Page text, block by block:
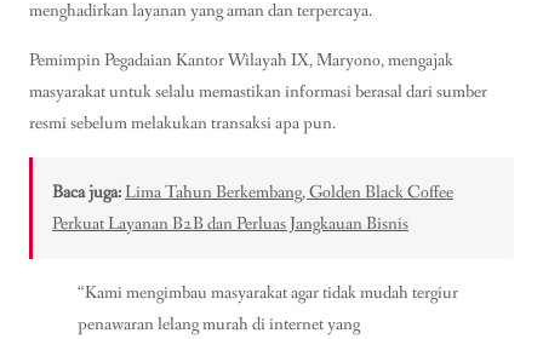
menghadirkan layanan yang aman dan terpercaya.
Pemimpin Pegadaian Kantor Wilayah IX, Maryono, mengajak
masyarakat untuk selalu memastikan informasi berasal dari sumber
resmi sebelum melakukan transaksi apa pun.
Baca juga:Lima Tahun Berkembang, Golden Black Coffee
Perkuat Layanan B2B dan Perluas Jangkauan Bisnis
“Kami mengimbau masyarakat agar tidak mudah tergiur
penawaran lelang murah di internet yang